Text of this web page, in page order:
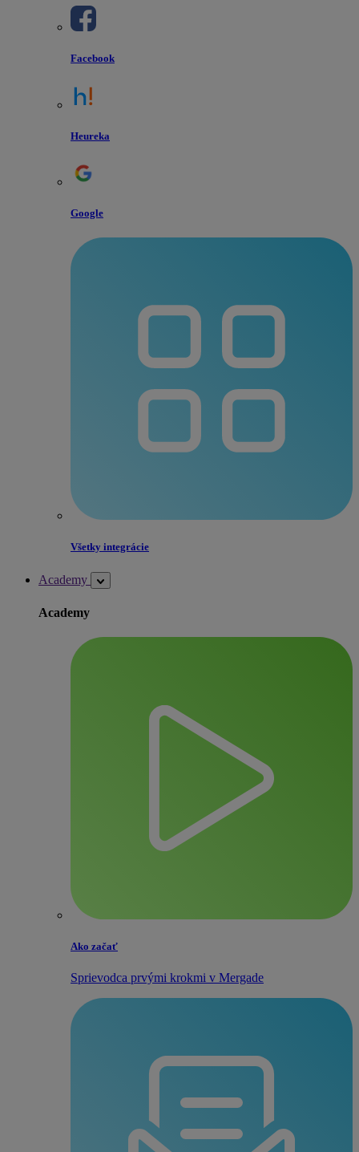
Facebook
Heureka
Google
Všetky integrácie
Academy
Academy
Ako začať
Sprievodca prvými krokmi v Mergade